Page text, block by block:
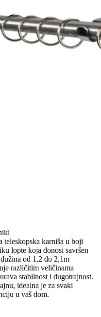
karniša u boji
lopte koja donosi savršen
od 1,2 do 2,1m
različitim veličinama
stabilnost i dugotrajnost.
idealna je za svaki
u vaš dom.